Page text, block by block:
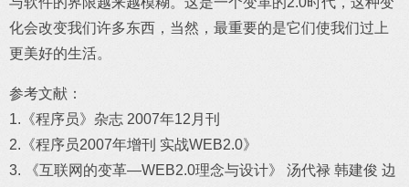
化会改变我们许多东西，当然，最重要的是它们使我们过上
更美好的生活。
参考文献：
1.《程序员》杂志 2007年12月刊
2.《程序员2007年增刊 实战WEB2.0》
3. 《互联网的变革—WEB2.0理念与设计》 汤代禄 韩建俊 边